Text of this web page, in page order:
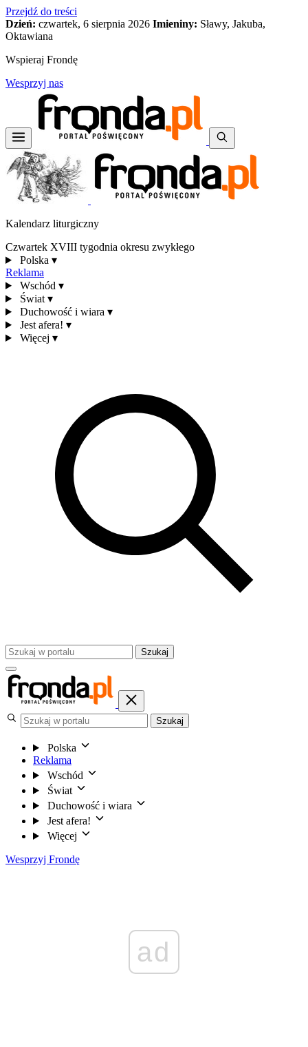
Przejdź do treści
Dzień: czwartek, 6 sierpnia 2026 Imieniny: Sławy, Jakuba,
Oktawiana
Wspieraj Frondę
Wesprzyj nas
Kalendarz liturgiczny
Czwartek XVIII tygodnia okresu zwykłego
Polska ▾
Reklama
Wschód ▾
Świat ▾
Duchowość i wiara ▾
Jest afera! ▾
Więcej ▾
Szukaj
Szukaj
Polska
Reklama
Wschód
Świat
Duchowość i wiara
Jest afera!
Więcej
Wesprzyj Frondę
ad